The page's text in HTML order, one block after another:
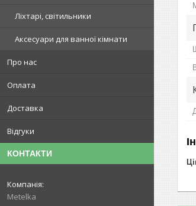
Ліхтарі, світильники
Аксесуари для ванної кімнати
Про нас
Оплата
Доставка
Відгуки
КОНТАКТИ
Metelka